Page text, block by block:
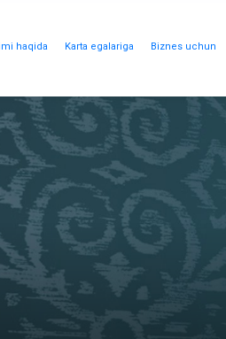
haqida Karta egalariga Biznes uchun